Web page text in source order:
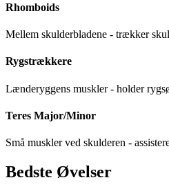
Rhomboids
Mellem skulderbladene - trækker
Rygstrækkere
Lænderyggens muskler - holder
Teres Major/Minor
Små muskler ved skulderen -
Bedste Øvelser